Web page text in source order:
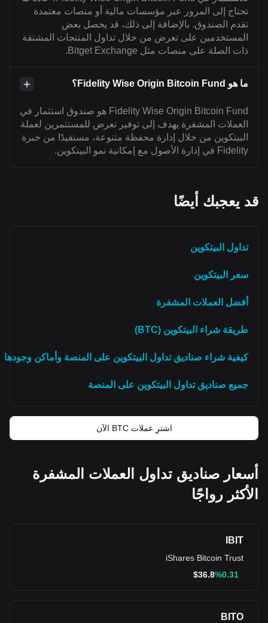
تحتاج إلى المرور عبر مؤسسات مالية أو منصات معتمدة
تقدم الصندوق. بالإضافة إلى ذلك، قد يحصل بعض
المستخدمين على تعرض من خلال تداول المنتجات المشتقة
ذات الصلة على منصات مثل Bitget Exchange.
ما هو Fidelity Wise Origin Bitcoin Fund؟
Fidelity Wise Origin Bitcoin Fund هو صندوق استثمار في
العملات المشفرة يهدف إلى توفير تعرض للمستثمرين لعملة
البيتكوين من خلال إدارة محفظة متنوعة، مستفيدًا من خبرة
Fidelity في إدارة الأصول مع إمكانية نمو البيتكوين.
قد يعجبك أيضًا
تداول البيتكوين
سعر البيتكوين
أفضل العملات المشفرة
طريقة شراء البيتكوين (BTC)
كيفية شراء صناديق تداول البيتكوين على المنصة وأماكن وجودها
جميع صناديق تداول البيتكوين على المنصة
اشترِ عملات BTC الآن
أسعار صناديق تداول العملات المشفرة
الأكثر رواجًا
IBIT
iShares Bitcoin Trust
$36.8%0.31
BITO